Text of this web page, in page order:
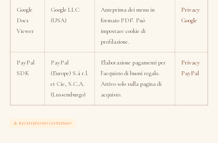
Google
Docs
Viewer
Google LLC
(USA)
Anteprima dei menu in
formato PDF. Può
impostare cookie di
profilazione.
Privacy
Google
PayPal
SDK
PayPal
(Europe) S.à r.l.
et Cie, S.C.A.
(Lussemburgo)
Elaborazione pagamenti per
l'acquisto di buoni regalo.
Attivo solo sulla pagina di
acquisto.
Privacy
PayPal
⚠ RICHIEDONO CONSENSO